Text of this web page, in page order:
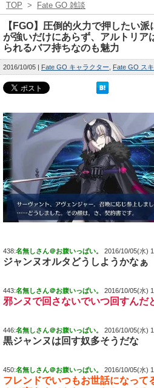
TOP > Fate GO 雑談
【FGO】圧倒的火力で押したい
が強いだけにあらず、アルトリア
られるバフ持ちなのも魅力
2016/10/05 Fate GO キャラクター Fate GO ス
438:名無しさん＠お腹いっぱい。 2016/10/05(水)
ジャンヌオルタどうしようかなぁ
443:名無しさん＠お腹いっぱい。 2016/10/05(水)
邪ンヌで回さないでいつ回すんだ
446:名無しさん＠お腹いっぱい。 2016/10/05(水)
黒ジャンヌは回す奴多そうだな
450:名無しさん＠お腹いっぱい。 2016/10/05(水)
フレンドでいつもお世話になって